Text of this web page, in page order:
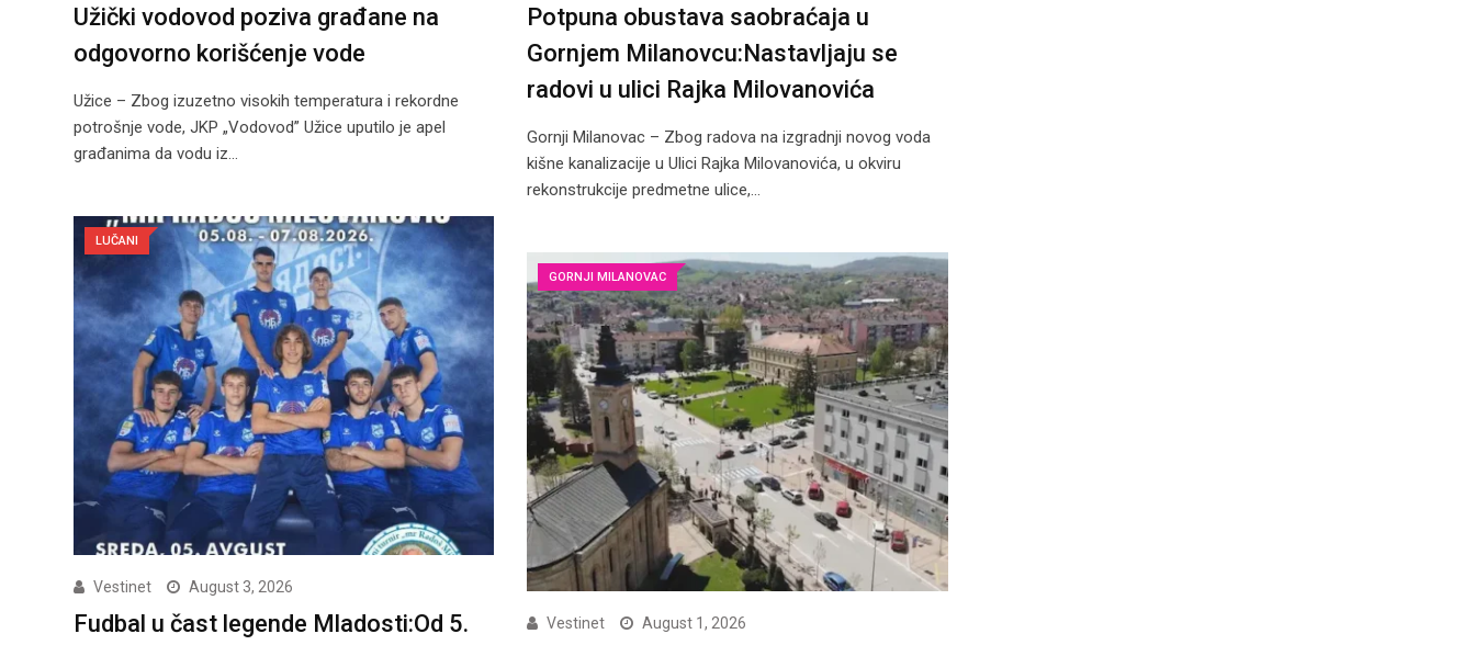
Užički vodovod poziva građane na
odgovorno korišćenje vode
Užice – Zbog izuzetno visokih temperatura i rekordne
potrošnje vode, JKP „Vodovod” Užice uputilo je apel
građanima da vodu iz…
Potpuna obustava saobraćaja u
Gornjem Milanovcu:Nastavljaju se
radovi u ulici Rajka Milovanovića
Gornji Milanovac – Zbog radova na izgradnji novog voda
kišne kanalizacije u Ulici Rajka Milovanovića, u okviru
rekonstrukcije predmetne ulice,…
LUČANI
Vestinet August 3, 2026
Fudbal u čast legende Mladosti:Od 5.
GORNJI MILANOVAC
Vestinet August 1, 2026